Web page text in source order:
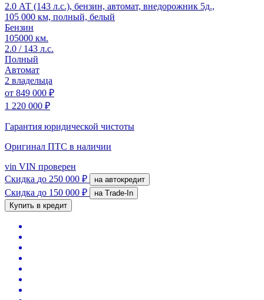
2.0 АТ (143 л.с.), бензин, автомат, внедорожник 5д.,
105 000 км, полный, белый
Бензин
105000 км.
2.0 / 143 л.с.
Полный
Автомат
2 владельца
от 849 000 ₽
1 220 000 ₽
Гарантия юридической чистоты
Оригинал ПТС в наличии
vin VIN проверен
Скидка до 250 000 ₽ на автокредит
Скидка до 150 000 ₽
на Trade-In
Купить в кредит